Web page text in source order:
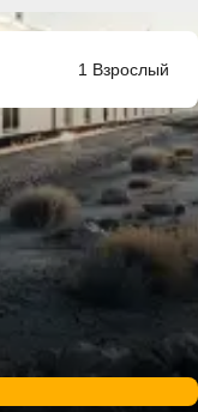
1 Взрослый